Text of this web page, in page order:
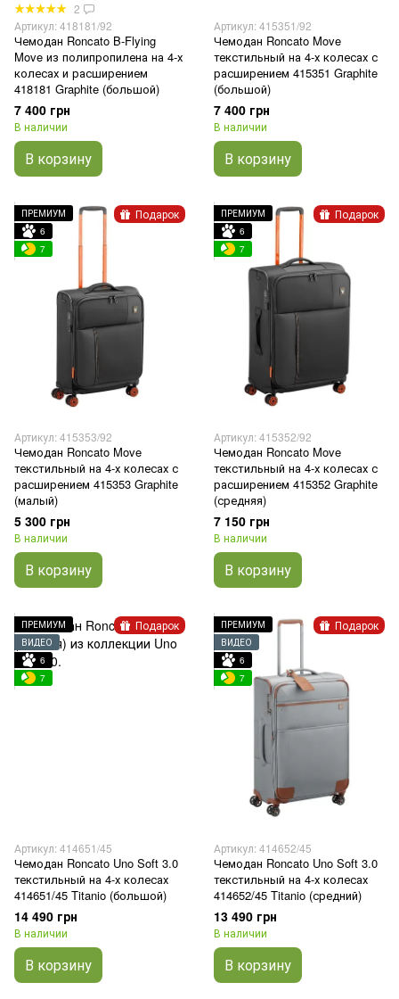
2
Артикул: 418181/92
Чемодан Roncato B-Flying
Move из полипропилена на 4-х
колесах и расширением
418181 Graphite (большой)
7 400 грн
В наличии
В корзину
Артикул: 415351/92
Чемодан Roncato Move
текстильный на 4-х колесах с
расширением 415351 Graphite
(большой)
7 400 грн
В наличии
В корзину
Подарок
ПРЕМИУМ
6
7
Артикул: 415353/92
Чемодан Roncato Move
текстильный на 4-х колесах с
расширением 415353 Graphite
(малый)
5 300 грн
В наличии
В корзину
Подарок
ПРЕМИУМ
6
7
Артикул: 415352/92
Чемодан Roncato Move
текстильный на 4-х колесах с
расширением 415352 Graphite
(средняя)
7 150 грн
В наличии
В корзину
Подарок
ПРЕМИУМ
ВИДЕО
6
7
Артикул: 414651/45
Чемодан Roncato Uno Soft 3.0
текстильный на 4-х колесах
414651/45 Titanio (большой)
14 490 грн
В наличии
В корзину
Подарок
ПРЕМИУМ
ВИДЕО
6
7
Артикул: 414652/45
Чемодан Roncato Uno Soft 3.0
текстильный на 4-х колесах
414652/45 Titanio (средний)
13 490 грн
В наличии
В корзину